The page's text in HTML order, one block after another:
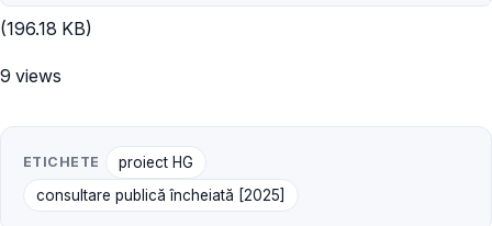
(196.18 KB)
9 views
ETICHETE
proiect HG
consultare publică încheiată [2025]